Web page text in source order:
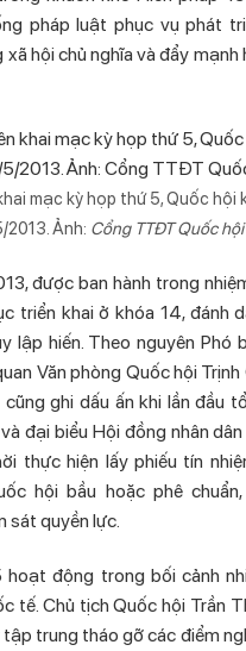
pháp luật phục vụ phát
hội chủ nghĩa và đẩy mạnh
mạc kỳ họp thứ 5, Quốc hội
2013. Ảnh: Cổng TTĐT Quốc hội
được ban hành trong
triển khai ở khóa 14, đánh
lập hiến. Theo nguyên Phó
Văn phòng Quốc hội
ghi dấu ấn khi lần đầu
đại biểu Hội đồng nhân
thực hiện lấy phiếu tín
hội bầu hoặc phê
sát quyền lực.
hoạt động trong bối cảnh
tế. Chủ tịch Quốc hội Trần
tập trung tháo gỡ các điểm